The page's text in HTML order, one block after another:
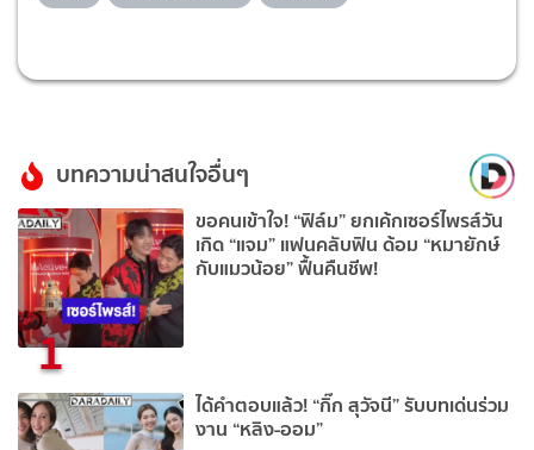
บทความน่าสนใจอื่นๆ
1
ขอคนเข้าใจ! “ฟิล์ม” ยกเค้กเซอร์ไพรส์วัน
เกิด “แจม” แฟนคลับฟิน ด้อม “หมายักษ์
กับแมวน้อย” ฟื้นคืนชีพ!
ได้คำตอบแล้ว! “กิ๊ก สุวัจนี” รับบทเด่นร่วม
งาน “หลิง-ออม”